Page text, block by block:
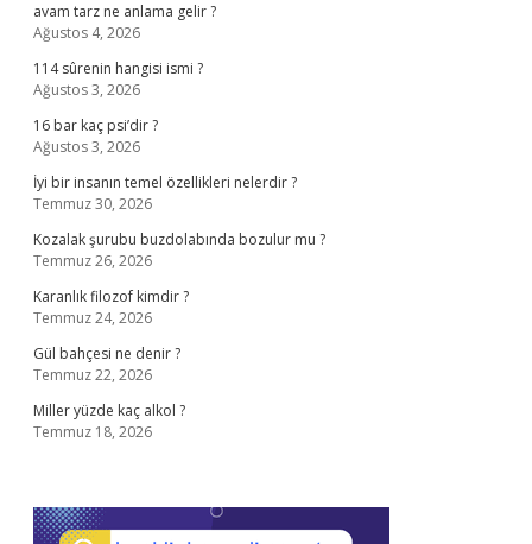
avam tarz ne anlama gelir ?
Ağustos 4, 2026
114 sûrenin hangisi ismi ?
Ağustos 3, 2026
16 bar kaç psi’dir ?
Ağustos 3, 2026
İyi bir insanın temel özellikleri nelerdir ?
Temmuz 30, 2026
Kozalak şurubu buzdolabında bozulur mu ?
Temmuz 26, 2026
Karanlık filozof kimdir ?
Temmuz 24, 2026
Gül bahçesi ne denir ?
Temmuz 22, 2026
Miller yüzde kaç alkol ?
Temmuz 18, 2026